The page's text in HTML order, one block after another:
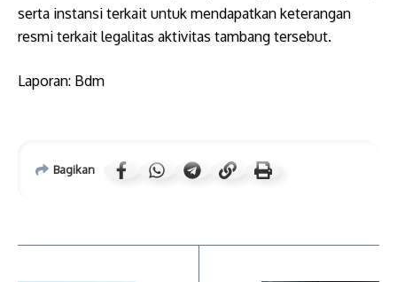
serta instansi terkait untuk mendapatkan keterangan
resmi terkait legalitas aktivitas tambang tersebut.
​Laporan: Bdm
Bagikan